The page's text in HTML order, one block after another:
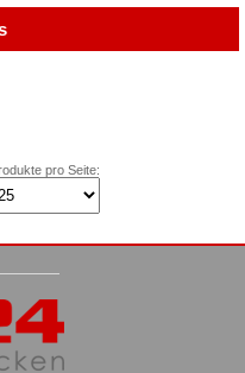
pro Seite: